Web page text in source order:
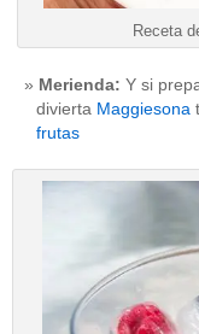
Receta
Merienda: Y si
divierta Maggiesona
frutas